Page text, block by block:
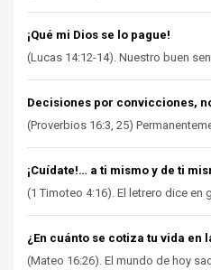
¡Qué mi Dios se lo pague!
(Lucas 14:12-14). Nuestro buen
Decisiones por convicciones,
(Proverbios 16:3, 25)
¡Cuídate!… a ti mismo y de ti
(1 Timoteo 4:16). El letrero dice en
¿En cuánto se cotiza tu vida en
(Mateo 16:26). El mundo de hoy